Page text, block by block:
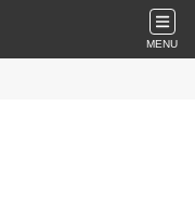
MENU